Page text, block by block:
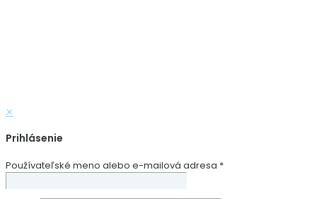
✕
Prihlásenie
Používateľské meno alebo e-mailová adresa *